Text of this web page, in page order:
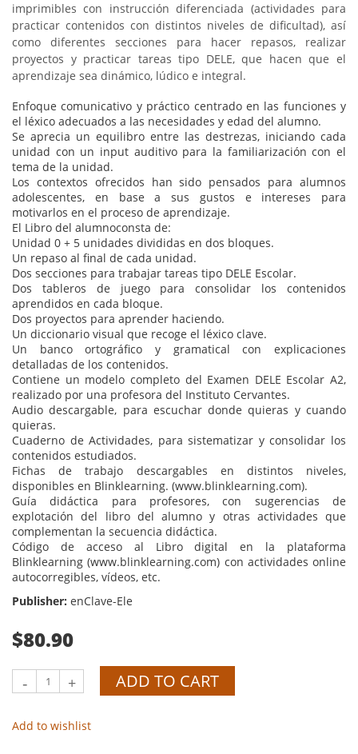
imprimibles con instrucción diferenciada (actividades para
practicar contenidos con distintos niveles de dificultad), así
como diferentes secciones para hacer repasos, realizar
proyectos y practicar tareas tipo DELE, que hacen que el
aprendizaje sea dinámico, lúdico e integral.
Enfoque comunicativo y práctico centrado en las funciones y
el léxico adecuados a las necesidades y edad del alumno.
Se aprecia un equilibro entre las destrezas, iniciando cada
unidad con un input auditivo para la familiarización con el
tema de la unidad.
Los contextos ofrecidos han sido pensados para alumnos
adolescentes, en base a sus gustos e intereses para
motivarlos en el proceso de aprendizaje.
El Libro del alumnoconsta de:
Unidad 0 + 5 unidades divididas en dos bloques.
Un repaso al final de cada unidad.
Dos secciones para trabajar tareas tipo DELE Escolar.
Dos tableros de juego para consolidar los contenidos
aprendidos en cada bloque.
Dos proyectos para aprender haciendo.
Un diccionario visual que recoge el léxico clave.
Un banco ortográfico y gramatical con explicaciones
detalladas de los contenidos.
Contiene un modelo completo del Examen DELE Escolar A2,
realizado por una profesora del Instituto Cervantes.
Audio descargable, para escuchar donde quieras y cuando
quieras.
Cuaderno de Actividades, para sistematizar y consolidar los
contenidos estudiados.
Fichas de trabajo descargables en distintos niveles,
disponibles en Blinklearning. (www.blinklearning.com).
Guía didáctica para profesores, con sugerencias de
explotación del libro del alumno y otras actividades que
complementan la secuencia didáctica.
Código de acceso al Libro digital en la plataforma
Blinklearning (www.blinklearning.com) con actividades online
autocorregibles, vídeos, etc.
Publisher: enClave-Ele
$80.90
- + ADD TO CART
Add to wishlist